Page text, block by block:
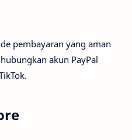
pembayaran yang aman
akun PayPal